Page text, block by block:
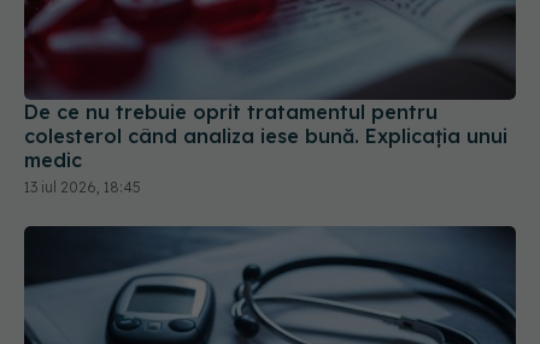
De ce nu trebuie oprit tratamentul pentru
colesterol când analiza iese bună. Explicația unui
medic
13 iul 2026, 18:45